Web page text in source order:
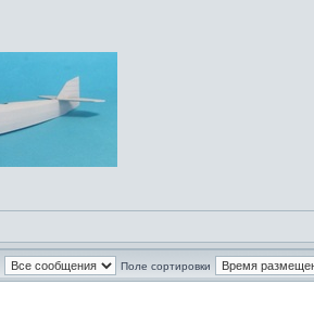
Поле сортировки